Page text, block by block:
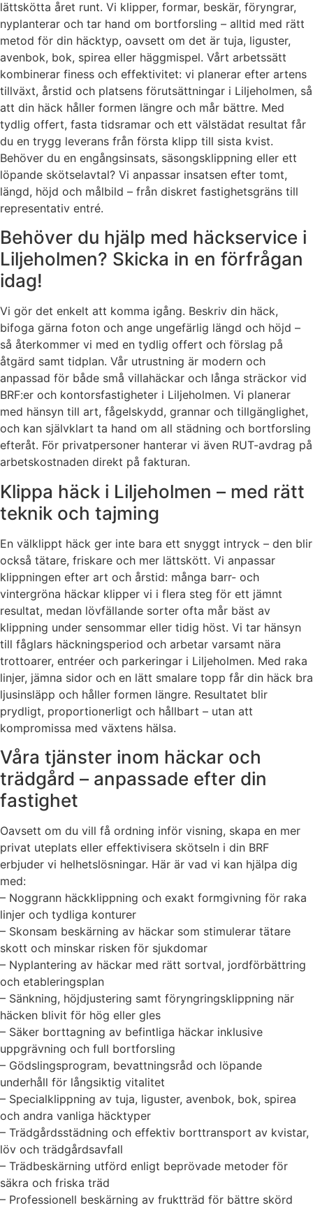
lättskötta året runt. Vi klipper, formar, beskär, föryngrar,
nyplanterar och tar hand om bortforsling – alltid med rätt
metod för din häcktyp, oavsett om det är tuja, liguster,
avenbok, bok, spirea eller häggmispel. Vårt arbetssätt
kombinerar finess och effektivitet: vi planerar efter artens
tillväxt, årstid och platsens förutsättningar i Liljeholmen, så
att din häck håller formen längre och mår bättre. Med
tydlig offert, fasta tidsramar och ett välstädat resultat får
du en trygg leverans från första klipp till sista kvist.
Behöver du en engångsinsats, säsongsklippning eller ett
löpande skötselavtal? Vi anpassar insatsen efter tomt,
längd, höjd och målbild – från diskret fastighetsgräns till
representativ entré.
Behöver du hjälp med häckservice i
Liljeholmen? Skicka in en förfrågan
idag!
Vi gör det enkelt att komma igång. Beskriv din häck,
bifoga gärna foton och ange ungefärlig längd och höjd –
så återkommer vi med en tydlig offert och förslag på
åtgärd samt tidplan. Vår utrustning är modern och
anpassad för både små villahäckar och långa sträckor vid
BRF:er och kontorsfastigheter i Liljeholmen. Vi planerar
med hänsyn till art, fågelskydd, grannar och tillgänglighet,
och kan självklart ta hand om all städning och bortforsling
efteråt. För privatpersoner hanterar vi även RUT-avdrag på
arbetskostnaden direkt på fakturan.
Klippa häck i Liljeholmen – med rätt
teknik och tajming
En välklippt häck ger inte bara ett snyggt intryck – den blir
också tätare, friskare och mer lättskött. Vi anpassar
klippningen efter art och årstid: många barr- och
vintergröna häckar klipper vi i flera steg för ett jämnt
resultat, medan lövfällande sorter ofta mår bäst av
klippning under sensommar eller tidig höst. Vi tar hänsyn
till fåglars häckningsperiod och arbetar varsamt nära
trottoarer, entréer och parkeringar i Liljeholmen. Med raka
linjer, jämna sidor och en lätt smalare topp får din häck bra
ljusinsläpp och håller formen längre. Resultatet blir
prydligt, proportionerligt och hållbart – utan att
kompromissa med växtens hälsa.
Våra tjänster inom häckar och
trädgård – anpassade efter din
fastighet
Oavsett om du vill få ordning inför visning, skapa en mer
privat uteplats eller effektivisera skötseln i din BRF
erbjuder vi helhetslösningar. Här är vad vi kan hjälpa dig
med:
– Noggrann häckklippning och exakt formgivning för raka
linjer och tydliga konturer
– Skonsam beskärning av häckar som stimulerar tätare
skott och minskar risken för sjukdomar
– Nyplantering av häckar med rätt sortval, jordförbättring
och etableringsplan
– Sänkning, höjdjustering samt föryngringsklippning när
häcken blivit för hög eller gles
– Säker borttagning av befintliga häckar inklusive
uppgrävning och full bortforsling
– Gödslingsprogram, bevattningsråd och löpande
underhåll för långsiktig vitalitet
– Specialklippning av tuja, liguster, avenbok, bok, spirea
och andra vanliga häcktyper
– Trädgårdsstädning och effektiv borttransport av kvistar,
löv och trädgårdsavfall
– Trädbeskärning utförd enligt beprövade metoder för
säkra och friska träd
– Professionell beskärning av fruktträd för bättre skörd